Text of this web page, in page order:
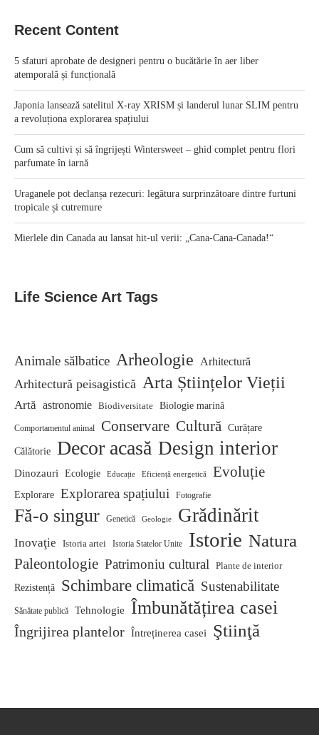
Recent Content
5 sfaturi aprobate de designeri pentru o bucătărie în aer liber
atemporală și funcțională
Japonia lansează satelitul X-ray XRISM și landerul lunar SLIM pentru
a revoluționa explorarea spațiului
Cum să cultivi și să îngrijești Wintersweet – ghid complet pentru flori
parfumate în iarnă
Uraganele pot declanșa rezecuri: legătura surprinzătoare dintre furtuni
tropicale și cutremure
Mierlele din Canada au lansat hit-ul verii: „Cana-Cana-Canada!“
Life Science Art Tags
Animale sălbatice Arheologie Arhitectură
Arhitectură peisagistică Arta Științelor Vieții
Artă astronomie Biodiversitate Biologie marină
Comportamentul animal Conservare Cultură Curățare
Călătorie Decor acasă Design interior
Dinozauri Ecologie Educație Eficiență energetică Evoluție
Explorare Explorarea spațiului Fotografie
Fă-o singur Genetică Geologie Grădinărit
Inovaţie Istoria artei Istoria Statelor Unite Istorie Natura
Paleontologie Patrimoniu cultural Plante de interior
Rezistență Schimbare climatică Sustenabilitate
Sănătate publică Tehnologie Îmbunătățirea casei
Îngrijirea plantelor Întreținerea casei Ştiinţă